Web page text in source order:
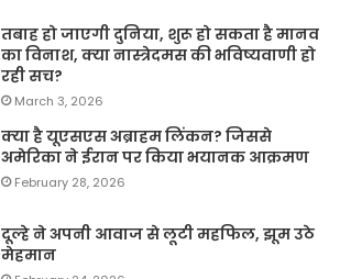
तबाह हो जाएगी दुनिया, शुरू हो सकता है मानव
का विनाश, क्या नास्त्रेदमस की भविष्यवाणी हो
रही सच?
March 3, 2026
क्या है यूएसएस अब्राहम लिंकन? जिससे
अमेरिका ने ईरान पर किया भयानक आक्रमण
February 28, 2026
दूल्हे ने अपनी आवाज से लूटी महफिल, झूम उठे
मेहमान